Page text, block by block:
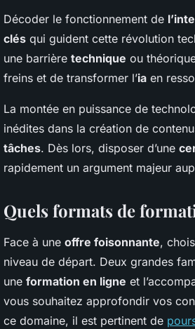
Décoder le fonctionnement de
clés qui guident cette révolution
une barrière technique ou
freins et de transformer l’ia en
La montée en puissance de
inédites dans la création de
tâches. Dès lors, disposer d’une
rapidement un argument majeur
Quels formats de
Face à une offre foisonnante,
niveau de départ. Deux grandes
une formation en ligne et
vous souhaitez approfondir vos
ce domaine, il est pertinent de